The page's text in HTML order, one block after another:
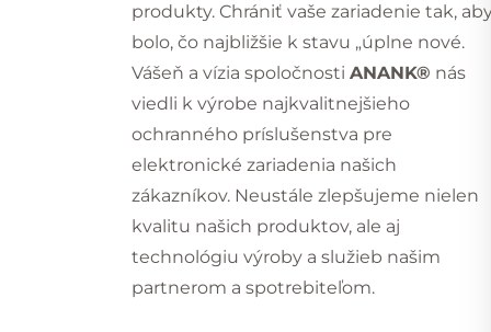
produkty. Chrániť vaše zariadenie tak,
bolo, čo najbližšie k stavu „úplne nové.
Vášeň a vízia spoločnosti ANANK® nás
viedli k výrobe najkvalitnejšieho
ochranného príslušenstva pre
elektronické zariadenia našich
zákazníkov. Neustále zlepšujeme nielen
kvalitu našich produktov, ale aj
technológiu výroby a služieb našim
partnerom a spotrebiteľom.